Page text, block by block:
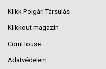
Klikk Polgári Társulás
Klikkout magazin
CornHouse
Adatvédelem